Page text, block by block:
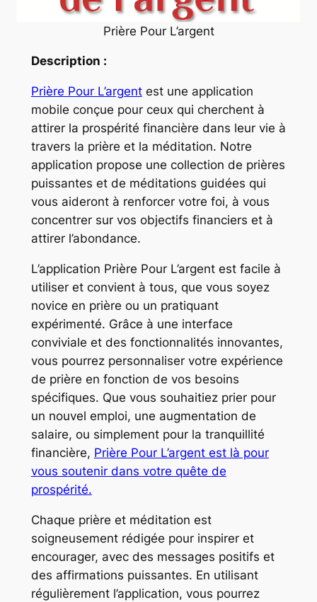
Prière Pour L’argent
Description :
Prière Pour L’argentest une application
mobile conçue pour ceux qui cherchent à
attirer la prospérité financière dans leur vie à
travers la prière et la méditation. Notre
application propose une collection de prières
puissantes et de méditations guidées qui
vous aideront à renforcer votre foi, à vous
concentrer sur vos objectifs financiers et à
attirer l’abondance.
L’application Prière Pour L’argent est facile à
utiliser et convient à tous, que vous soyez
novice en prière ou un pratiquant
expérimenté. Grâce à une interface
conviviale et des fonctionnalités innovantes,
vous pourrez personnaliser votre expérience
de prière en fonction de vos besoins
spécifiques. Que vous souhaitiez prier pour
un nouvel emploi, une augmentation de
salaire, ou simplement pour la tranquillité
financière, Prière Pour L’argent est là pour
vous soutenir dans votre quête de
prospérité.
Chaque prière et méditation est
soigneusement rédigée pour inspirer et
encourager, avec des messages positifs et
des affirmations puissantes. En utilisant
régulièrement l’application, vous pourrez